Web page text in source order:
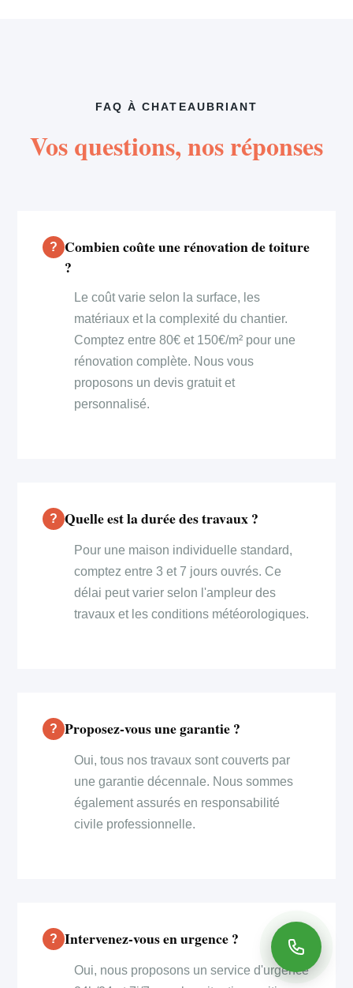
FAQ À CHATEAUBRIANT
Vos questions, nos réponses
Combien coûte une rénovation de toiture
?
Le coût varie selon la surface, les
matériaux et la complexité du chantier.
Comptez entre 80€ et 150€/m² pour une
rénovation complète. Nous vous
proposons un devis gratuit et
personnalisé.
Quelle est la durée des travaux ?
Pour une maison individuelle standard,
comptez entre 3 et 7 jours ouvrés. Ce
délai peut varier selon l'ampleur des
travaux et les conditions météorologiques.
Proposez-vous une garantie ?
Oui, tous nos travaux sont couverts par
une garantie décennale. Nous sommes
également assurés en responsabilité
civile professionnelle.
Intervenez-vous en urgence ?
Oui, nous proposons un service d'urgence